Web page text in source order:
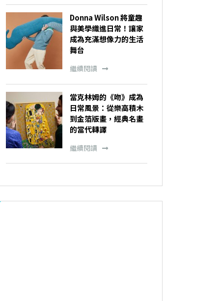
Donna Wilson 將童趣
與美學織進日常！讓家
成為充滿想像力的生活
舞台
繼續閱讀
當克林姆的《吻》成為
日常風景：從樂高積木
到金箔版畫，經典名畫
的當代轉譯
繼續閱讀